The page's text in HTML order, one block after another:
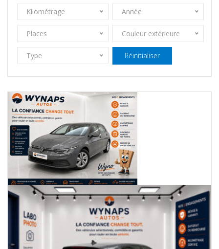
Kilométrage Année
Places Couleur extérieure
Type Réinitialiser